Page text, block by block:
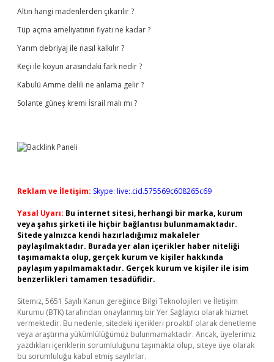
Altın hangi madenlerden çıkarılır ?
Tüp açma ameliyatının fiyatı ne kadar ?
Yarım debriyaj ile nasıl kalkılır ?
Keçi ile koyun arasındaki fark nedir ?
Kabulü Amme delili ne anlama gelir ?
Solante güneş kremi İsrail malı mı ?
Reklam ve İletişim: Skype: live:.cid.575569c608265c69
Yasal Uyarı: Bu internet sitesi, herhangi bir marka, kurum
veya şahıs şirketi ile hiçbir bağlantısı bulunmamaktadır.
Sitede yalnızca kendi hazırladığımız makaleler
paylaşılmaktadır. Burada yer alan içerikler haber niteliği
taşımamakta olup, gerçek kurum ve kişiler hakkında
paylaşım yapılmamaktadır. Gerçek kurum ve kişiler ile isim
benzerlikleri tamamen tesadüfidir.
Sitemiz, 5651 Sayılı Kanun gereğince Bilgi Teknolojileri ve İletişim
Kurumu (BTK) tarafından onaylanmış bir Yer Sağlayıcı olarak hizmet
vermektedir. Bu nedenle, sitedeki içerikleri proaktif olarak denetleme
veya araştırma yükümlülüğümüz bulunmamaktadır. Ancak, üyelerimiz
yazdıkları içeriklerin sorumluluğunu taşımakta olup, siteye üye olarak
bu sorumluluğu kabul etmiş sayılırlar.